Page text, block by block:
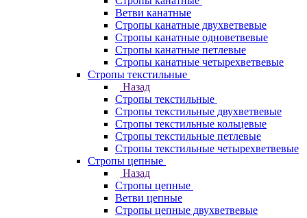
Ветви канатные
Стропы канатные двухветвевые
Стропы канатные одноветвевые
Стропы канатные петлевые
Стропы канатные четырехветвевые
Стропы текстильные
Назад
Стропы текстильные
Стропы текстильные двухветвевые
Стропы текстильные кольцевые
Стропы текстильные петлевые
Стропы текстильные четырехветвевые
Стропы цепные
Назад
Стропы цепные
Ветви цепные
Стропы цепные двухветвевые